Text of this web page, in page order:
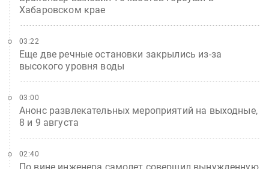
Хабаровском крае
Еще две речные остановки закрылись из-за
высокого уровня воды
03:22
Анонс развлекательных мероприятий на выходные,
8 и 9 августа
03:00
02:40